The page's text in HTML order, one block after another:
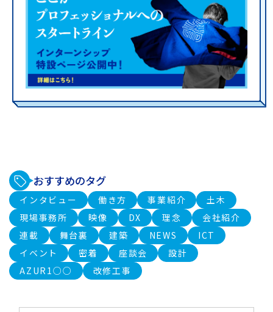
おすすめのタグ
インタビュー 働き方 事業紹介
土木
現場事務所
映像 DX 理念
会社紹介
連載
舞台裏 建築 NEWS
ICT
イベント
密着 座談会
設計
AZUR1○○
改修工事